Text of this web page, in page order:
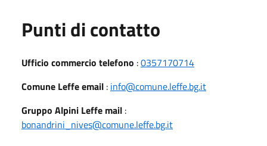
Punti di contatto
Ufficio commercio telefono :0357170714
Comune Leffe email : info@comune.leffe.bg.it
Gruppo Alpini Leffe mail :
bonandrini_nives@comune.leffe.bg.it